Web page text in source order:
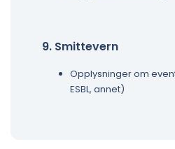
9. Smittevern
Opplysninger om
ESBL, annet)